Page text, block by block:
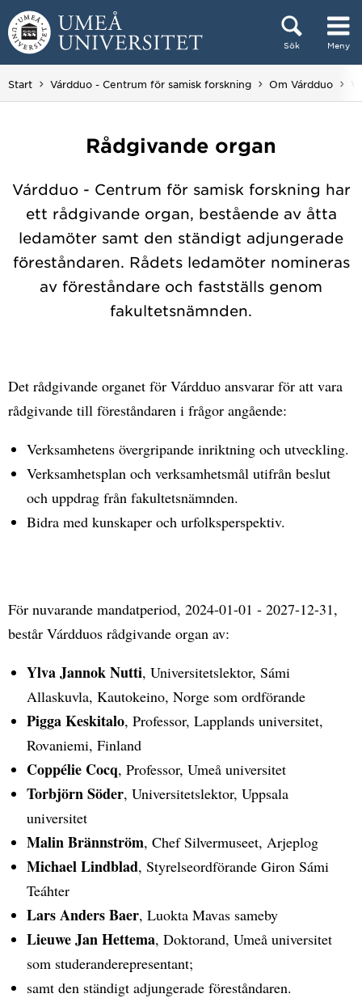
Hoppa direkt till innehållet
Sök Meny
Huvudmenyn dold.
Start Várdduo - Centrum för samisk forskning Om Várdduo
Rådgivande organ
Várdduo - Centrum för samisk forskning har
ett rådgivande organ, bestående av åtta
ledamöter samt den ständigt adjungerade
föreståndaren. Rådets ledamöter nomineras
av föreståndare och fastställs genom
fakultetsnämnden.
Det rådgivande organet för Várdduo ansvarar för att vara
rådgivande till föreståndaren i frågor angående:
Verksamhetens övergripande inriktning och utveckling.
Verksamhetsplan och verksamhetsmål utifrån beslut
och uppdrag från fakultetsnämnden.
Bidra med kunskaper och urfolksperspektiv.
För nuvarande mandatperiod, 2024-01-01 - 2027-12-31,
består Várdduos rådgivande organ av:
Ylva Jannok Nutti, Universitetslektor, Sámi
Allaskuvla, Kautokeino, Norge som ordförande
Pigga Keskitalo, Professor, Lapplands universitet,
Rovaniemi, Finland
Coppélie Cocq, Professor, Umeå universitet
Torbjörn Söder, Universitetslektor, Uppsala
universitet
Malin Brännström, Chef Silvermuseet, Arjeplog
Michael Lindblad, Styrelseordförande Giron Sámi
Teáhter
Lars Anders Baer, Luokta Mavas sameby
Lieuwe Jan Hettema, Doktorand, Umeå universitet
som studeranderepresentant;
samt den ständigt adjungerade föreståndaren.